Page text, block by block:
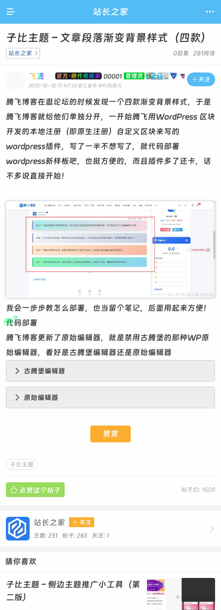
 站长之家 
子比主题 – 文章段落渐变背景样式（四款）
0回复 281阅读
站长之家 
 关注
飞流 官方·绝代收藏家 00001 管理员
2025-10-10 17:47:23 浙江金华 #代码技巧
腾飞博客在逛论坛的时候发现一个四款渐变背景样式，于是
腾飞博客就给他们单独分开，一开始腾飞用WordPress 区块
开发的本地注册（即原生注册）自定义区块来写的
wordpress插件，写了一半不想写了，就代码部署
wordpress新样板吧，也挺方便的，而且插件多了还卡，话
不多说直接开始！
我会一步步教怎么部署，也当留个笔记，后面用起来方便！
代码部署
腾飞博客更新了原始编辑器，就是禁用古腾堡的那种WP原
始编辑器，看好是古腾堡编辑器还是原始编辑器
古腾堡编辑器
原始编辑器
赞赏
子比主题
帖子ID: 1609
 点赞这个帖子

站长之家  关注
主题: 231 帖子: 263 关注: 1
猜你喜欢
子比主题 – 侧边主题推广小工具（第
二版）